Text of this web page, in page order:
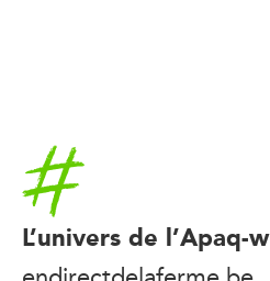
Accueil
L’univers de l’Apaq-w